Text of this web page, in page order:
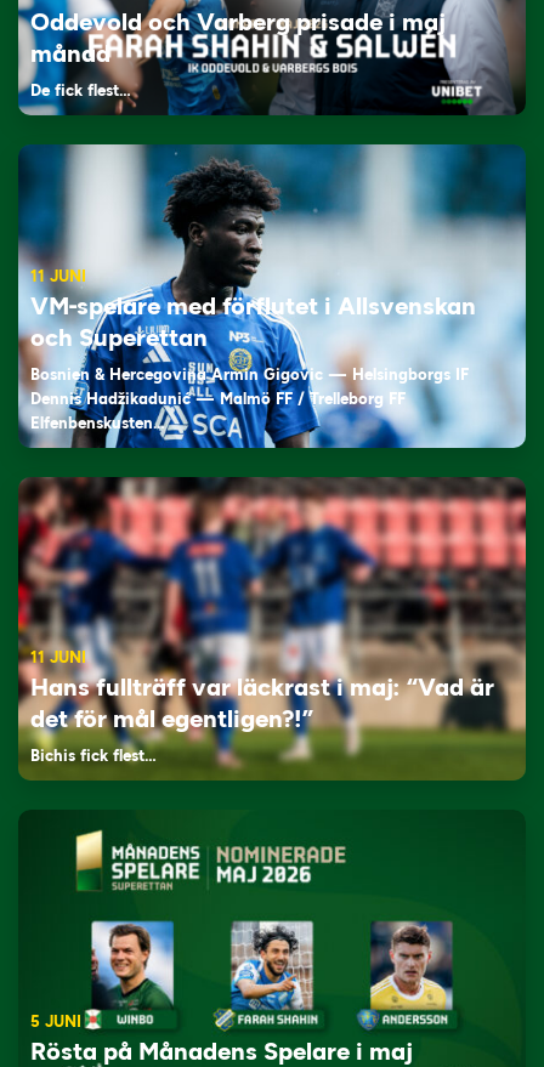
Oddevold och Varberg prisade i maj
månad
De fick flest…
11 JUNI
VM-spelare med förflutet i Allsvenskan
och Superettan
Bosnien & Hercegovina Armin Gigovic — Helsingborgs IF
Dennis Hadžikadunić — Malmö FF / Trelleborg FF
Elfenbenskusten…
11 JUNI
Hans fullträff var läckrast i maj: “Vad är
det för mål egentligen?!”
Bichis fick flest…
5 JUNI
Rösta på Månadens Spelare i maj